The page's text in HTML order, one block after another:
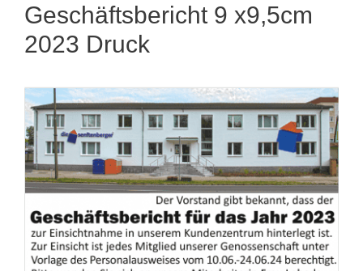
Geschäftsbericht 9 x9,5cm
2023 Druck